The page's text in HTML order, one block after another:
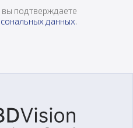
подтверждаете
данных.